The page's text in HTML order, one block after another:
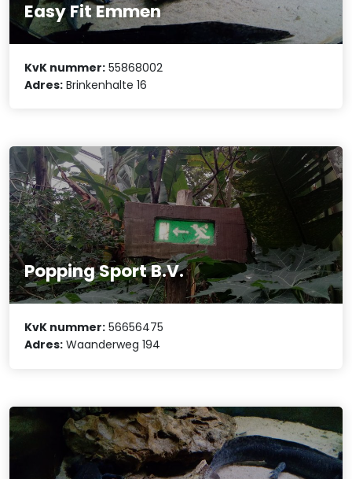
Easy Fit Emmen
KvK nummer: 55868002
Adres: Brinkenhalte 16
Popping Sport B.V.
KvK nummer: 56656475
Adres: Waanderweg 194